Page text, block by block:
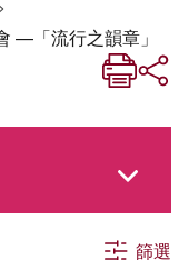
—「流行之韻章」
篩選